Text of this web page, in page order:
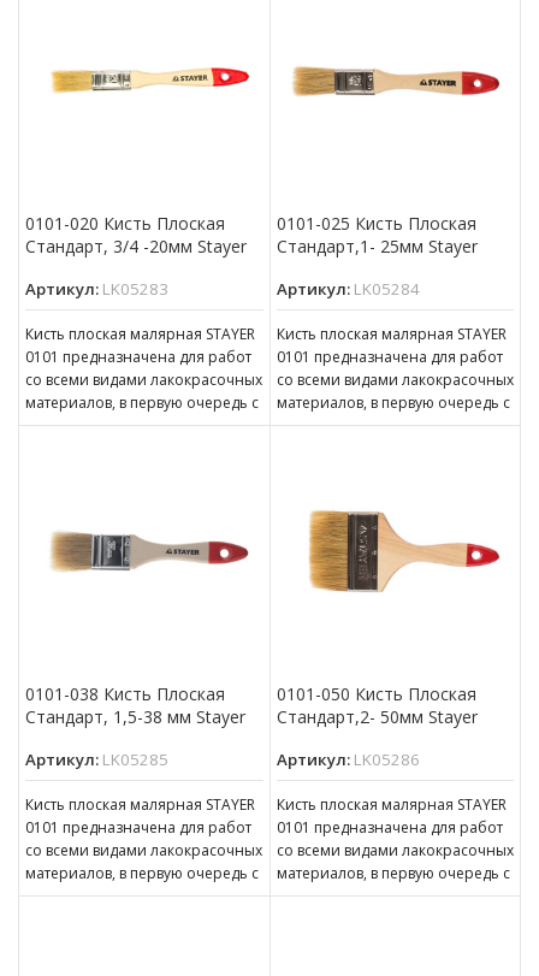
0101-020 Кисть Плоская
Стандарт, 3/4 -20мм Stayer
Артикул: LK05283
Кисть плоская малярная STAYER
0101 предназначена для работ
со всеми видами лакокрасочных
материалов, в первую очередь с
масляной краской, олифой,
0101-025 Кисть Плоская
Стандарт,1- 25мм Stayer
Артикул: LK05284
Кисть плоская малярная STAYER
0101 предназначена для работ
со всеми видами лакокрасочных
материалов, в первую очередь с
масляной краской, олифой,
0101-038 Кисть Плоская
Стандарт, 1,5-38 мм Stayer
Артикул: LK05285
Кисть плоская малярная STAYER
0101 предназначена для работ
со всеми видами лакокрасочных
материалов, в первую очередь с
масляной краской, олифой,
0101-050 Кисть Плоская
Стандарт,2- 50мм Stayer
Артикул: LK05286
Кисть плоская малярная STAYER
0101 предназначена для работ
со всеми видами лакокрасочных
материалов, в первую очередь с
масляной краской, олифой,